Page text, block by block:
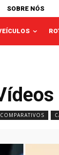
SOBRE NÓS